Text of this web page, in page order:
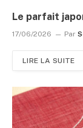
Le parfait
17/06/2026 Par
LIRE LA SUITE